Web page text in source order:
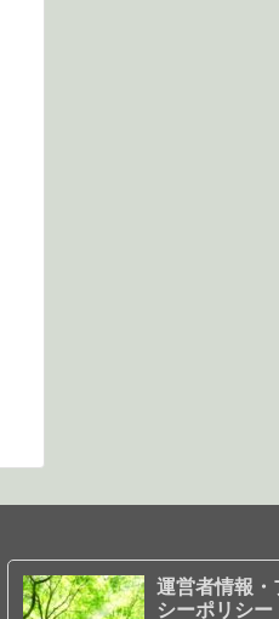
運営者情報・
シーポリシー